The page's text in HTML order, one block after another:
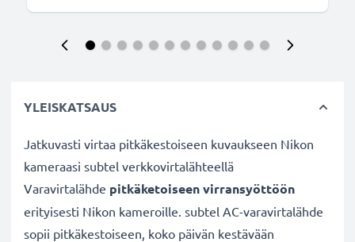
YLEISKATSAUS
Jatkuvasti virtaa pitkäkestoiseen kuvaukseen Nikon
kameraasi subtel verkkovirtalähteellä
Varavirtalähde pitkäketoiseen virransyöttöön
erityisesti Nikon kameroille. subtel AC-varavirtalähde
sopii pitkäkestoiseen, koko päivän kestävään